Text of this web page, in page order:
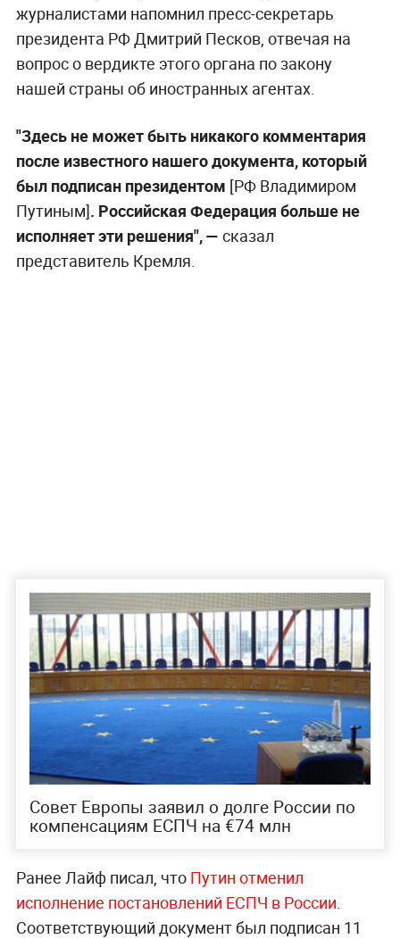
журналистами напомнил пресс-секретарь
президента РФ Дмитрий Песков, отвечая на
вопрос о вердикте этого органа по закону
нашей страны об иностранных агентах.
"Здесь не может быть никакого комментария
после известного нашего документа, который
был подписан президентом [РФ Владимиром
Путиным]. Российская Федерация больше не
исполняет эти решения", — сказал
представитель Кремля.
Совет Европы заявил о долге России по
компенсациям ЕСПЧ на €74 млн
Ранее Лайф писал, что Путин отменил
исполнение постановлений ЕСПЧ в России.
Соответствующий документ был подписан 11